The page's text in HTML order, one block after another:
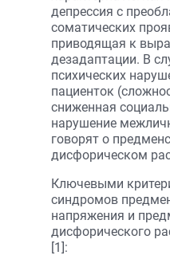
депрессия с
соматических
приводящая к
дезадаптации. В
психических
пациенток
сниженная
нарушение
говорят о
дисфорическом
Ключевыми
синдромов
напряжения и
дисфорического
[1]: